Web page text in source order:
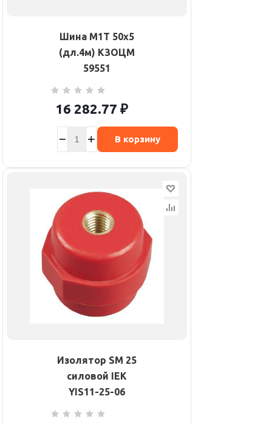
Шина М1Т 50х5
(дл.4м) КЗОЦМ
59551
16 282.77 ₽
В корзину
Изолятор SM 25
силовой IEK
YIS11-25-06